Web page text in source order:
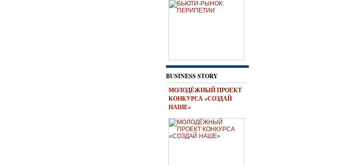
BUSINESS STORY
МОЛОДЁЖНЫЙ ПРОЕКТ
КОНКУРСА «СОЗДАЙ
НАШЕ»